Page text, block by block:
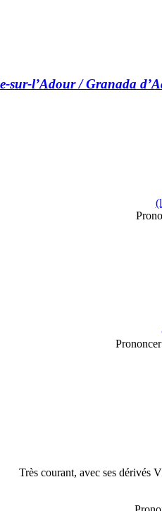
sur-l’Adour / Granada
Très courant, avec ses dérivés